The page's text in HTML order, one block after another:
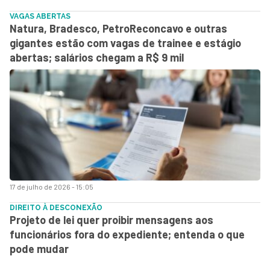
17 de julho de 2026 - 15:05
VAGAS ABERTAS
Natura, Bradesco, PetroReconcavo e outras
gigantes estão com vagas de trainee e estágio
abertas; salários chegam a R$ 9 mil
DIREITO À DESCONEXÃO
Projeto de lei quer proibir mensagens aos
funcionários fora do expediente; entenda o que
pode mudar